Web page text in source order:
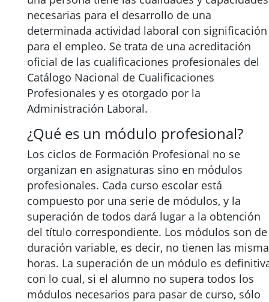
necesarias para el desarrollo de una
determinada actividad laboral con significación
para el empleo. Se trata de una acreditación
oficial de las cualificaciones profesionales del
Catálogo Nacional de Cualificaciones
Profesionales y es otorgado por la
Administración Laboral.
¿Qué es un módulo profesional?
Los ciclos de Formación Profesional no se
organizan en asignaturas sino en módulos
profesionales. Cada curso escolar está
compuesto por una serie de módulos, y la
superación de todos dará lugar a la obtención
del título correspondiente. Los módulos son de
duración variable, es decir, no tienen las
horas. La superación de un módulo es
con lo cual, si el alumno no supera todos los
módulos necesarios para pasar de curso, sólo